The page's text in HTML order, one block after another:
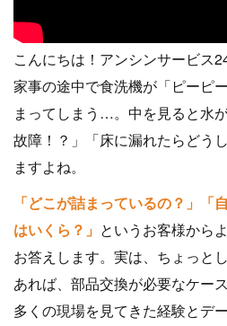
こんにちは！アンシンサービス
家事の途中で食洗機が「ピーピ
まってしまう…。中を見ると水
故障！？」「床に漏れたらどう
ますよね。
「どこが詰まっているの？」「
はいくら？」 というお客様から
お答えします。実は、ちょっと
あれば、部品交換が必要なケー
多くの現場を見てきた経験とデ